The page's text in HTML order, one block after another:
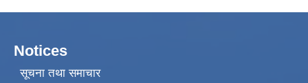
Notices
सूचना तथा समाचार